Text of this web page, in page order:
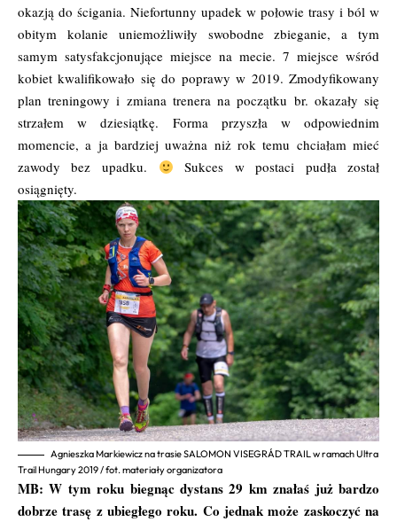
okazją do ścigania. Niefortunny upadek w połowie trasy i ból w
obitym kolanie uniemożliwiły swobodne zbieganie, a tym
samym satysfakcjonujące miejsce na mecie. 7 miejsce wśród
kobiet kwalifikowało się do poprawy w 2019. Zmodyfikowany
plan treningowy i zmiana trenera na początku br. okazały się
strzałem w dziesiątkę. Forma przyszła w odpowiednim
momencie, a ja bardziej uważna niż rok temu chciałam mieć
zawody bez upadku.
Sukces w postaci pudła został
osiągnięty.
Agnieszka Markiewicz na trasie SALOMON VISEGRÁD TRAIL w ramach Ultra
Trail Hungary 2019 / fot. materiały organizatora
MB: W tym roku biegnąc dystans 29 km znałaś już bardzo
dobrze trasę z ubiegłego roku. Co jednak może zaskoczyć na